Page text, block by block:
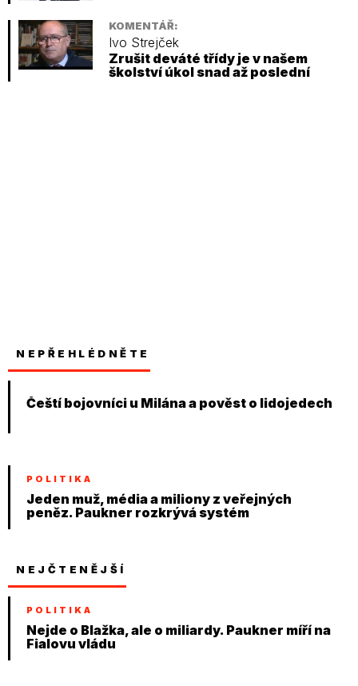
KOMENTÁŘ:
Ivo Strejček
Zrušit deváté třídy je v našem
školství úkol snad až poslední
NEPŘEHLÉDNĚTE
Čeští bojovníci u Milána a pověst o lidojedech
POLITIKA
Jeden muž, média a miliony z veřejných
peněz. Paukner rozkrývá systém
NEJČTENĚJŠÍ
POLITIKA
Nejde o Blažka, ale o miliardy. Paukner míří na
Fialovu vládu